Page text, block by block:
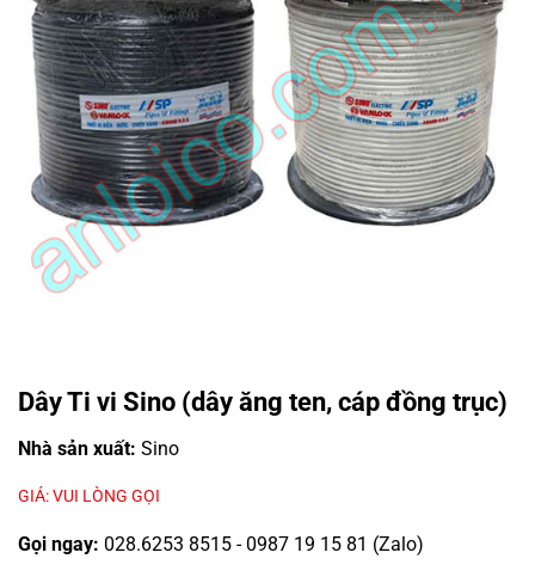
Dây Ti vi Sino (dây ăng ten, cáp đồng trục)
Nhà sản xuất: Sino
GIÁ: VUI LÒNG GỌI
Gọi ngay: 028.6253 8515 - 0987 19 15 81 (Zalo)